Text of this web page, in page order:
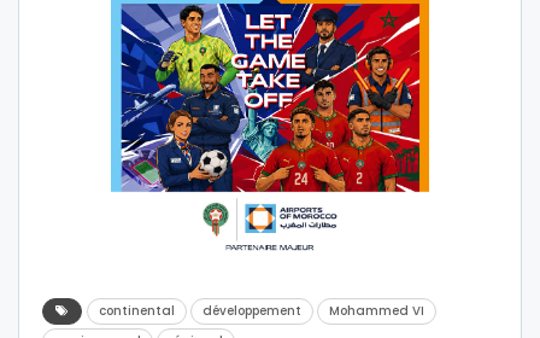
continental développement
Mohammed VI